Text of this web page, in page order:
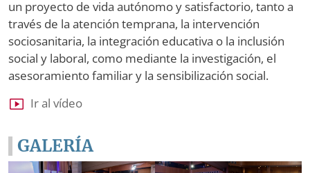
un proyecto de vida autónomo y satisfactorio, tanto a
través de la atención temprana, la intervención
sociosanitaria, la integración educativa o la inclusión
social y laboral, como mediante la investigación, el
asesoramiento familiar y la sensibilización social.
Ir al vídeo
GALERÍA